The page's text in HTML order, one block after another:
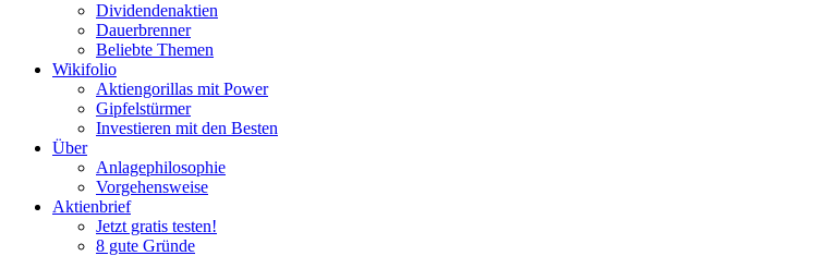
Dividendenaktien
Dauerbrenner
Beliebte Themen
Wikifolio
Aktiengorillas mit Power
Gipfelstürmer
Investieren mit den Besten
Über
Anlagephilosophie
Vorgehensweise
Aktienbrief
Jetzt gratis testen!
8 gute Gründe